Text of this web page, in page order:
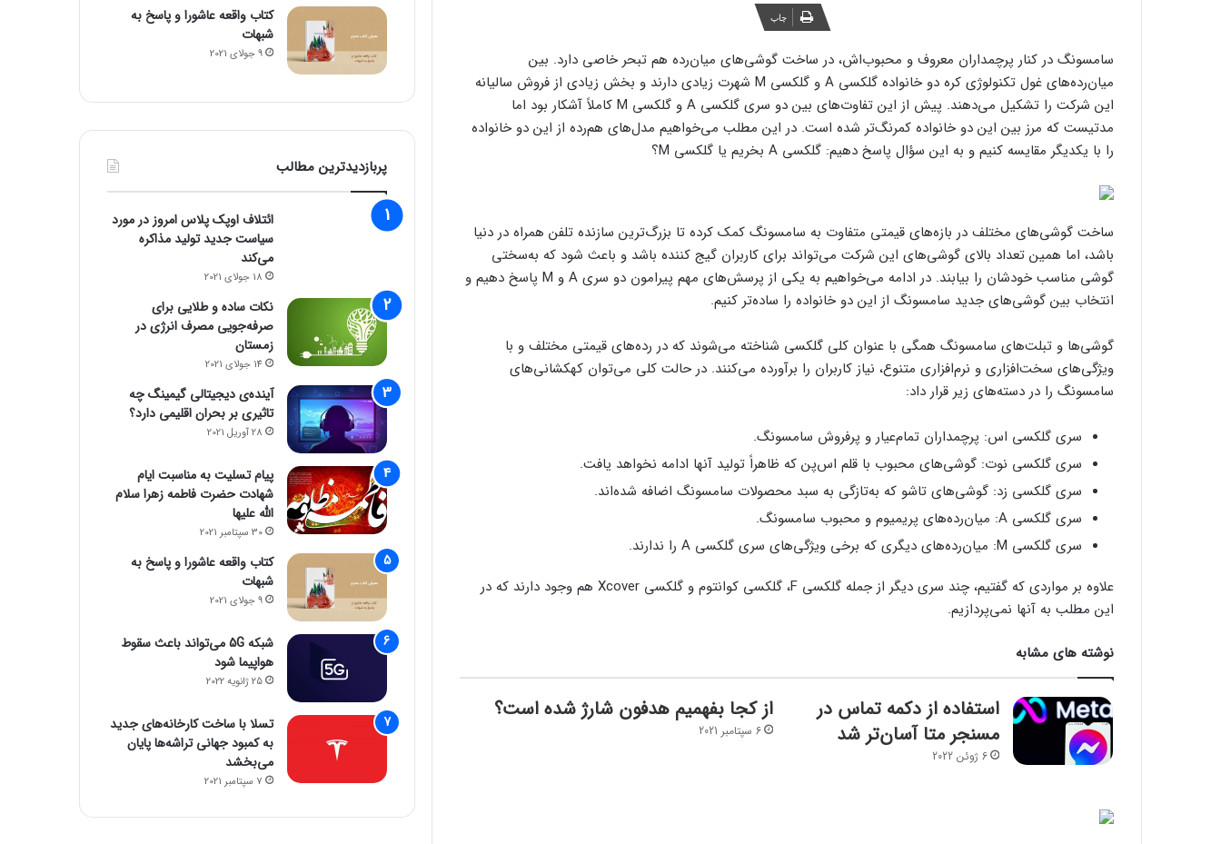
چاپ
سامسونگ در کنار پرچمداران معروف و محبوب‌اش، در ساخت گوشی‌های میان‌رده هم تبحر خاصی دارد. بین
میان‌رده‌های غول تکنولوژی کره دو خانواده گلکسی A و گلکسی M شهرت زیادی دارند و بخش زیادی از فروش سالیانه
این شرکت را تشکیل می‌دهند. پیش از این تفاوت‌های بین دو سری گلکسی A و گلکسی M کاملاً آشکار بود اما
مدتیست که مرز بین این دو خانواده کمرنگ‌تر شده است. در این مطلب می‌خواهیم مدل‌های هم‌رده از این دو خانواده
را با یکدیگر مقایسه کنیم و به این سؤال پاسخ دهیم: گلکسی A بخریم یا گلکسی M؟
ساخت گوشی‌های مختلف در بازه‌های قیمتی متفاوت به سامسونگ کمک کرده تا بزرگ‌ترین سازنده تلفن همراه در دنیا
باشد، اما همین تعداد بالای گوشی‌های این شرکت می‌تواند برای کاربران گیج کننده باشد و باعث شود که به‌سختی
گوشی مناسب خودشان را بیابند. در ادامه می‌خواهیم به یکی از پرسش‌های مهم پیرامون دو سری A و M پاسخ دهیم و
انتخاب بین گوشی‌های جدید سامسونگ از این دو خانواده را ساده‌تر کنیم.
گوشی‌ها و تبلت‌های سامسونگ همگی با عنوان کلی گلکسی شناخته می‌شوند که در رده‌های قیمتی مختلف و با
ویژگی‌های سخت‌افزاری و نرم‌افزاری متنوع، نیاز کاربران را برآورده می‌کنند. در حالت کلی می‌توان کهکشانی‌های
سامسونگ را در دسته‌های زیر قرار داد:
سری گلکسی اس: پرچمداران تمام‌عیار و پرفروش سامسونگ.
سری گلکسی نوت: گوشی‌های محبوب با قلم اس‌پن که ظاهراً تولید آنها ادامه نخواهد یافت.
سری گلکسی زد: گوشی‌های تاشو که به‌تازگی به سبد محصولات سامسونگ اضافه شده‌اند.
سری گلکسی A: میان‌رده‌های پریمیوم و محبوب سامسونگ.
سری گلکسی M: میان‌رده‌های دیگری که برخی ویژگی‌های سری گلکسی A را ندارند.
علاوه بر مواردی که گفتیم، چند سری دیگر از جمله گلکسی F، گلکسی کوانتوم و گلکسی Xcover هم وجود دارند که در
این مطلب به آنها نمی‌پردازیم.
نوشته های مشابه
استفاده از دکمه تماس در
مسنجر متا آسان‌تر شد
6 ژوئن 2022
از کجا بفهمیم هدفون شارژ شده است؟
6 سپتامبر 2021
کتاب واقعه عاشورا و پاسخ به
شبهات
9 جولای 2021
پربازدیدترین مطالب
ائتلاف اوپک پلاس امروز در مورد
سیاست جدید تولید مذاکره
می‌کند
18 جولای 2021
نکات ساده و طلایی برای
صرفه‌جویی مصرف انرژی در
زمستان
14 جولای 2021
آینده‌ی دیجیتالی گیمینگ چه
تاثیری بر بحران اقلیمی دارد؟
28 آوریل 2021
پیام تسلیت به مناسبت ایام
شهادت حضرت فاطمه زهرا سلام
الله علیها
30 سپتامبر 2021
کتاب واقعه عاشورا و پاسخ به
شبهات
9 جولای 2021
شبکه 5G می‌تواند باعث سقوط
هواپیما شود
25 ژانویه 2022
تسلا با ساخت کارخانه‌های جدید
به کمبود جهانی تراشه‌ها پایان
می‌بخشد
7 سپتامبر 2021